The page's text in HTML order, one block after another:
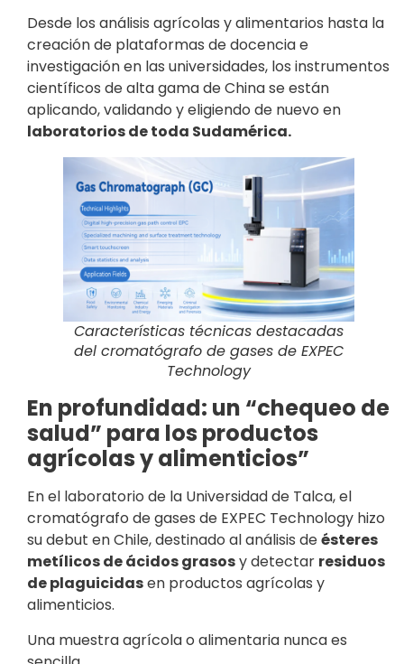
Desde los análisis agrícolas y alimentarios hasta la
creación de plataformas de docencia e
investigación en las universidades, los instrumentos
científicos de alta gama de China se están
aplicando, validando y eligiendo de nuevo en
laboratorios de toda Sudamérica.
Características técnicas destacadas
del cromatógrafo de gases de EXPEC
Technology
En profundidad: un “chequeo de
salud” para los productos
agrícolas y alimenticios”
En el laboratorio de la Universidad de Talca, el
cromatógrafo de gases de EXPEC Technology hizo
su debut en Chile, destinado al análisis deésteres
metílicos de ácidos grasosy detectar residuos
de plaguicidasen productos agrícolas y
alimenticios.
Una muestra agrícola o alimentaria nunca es